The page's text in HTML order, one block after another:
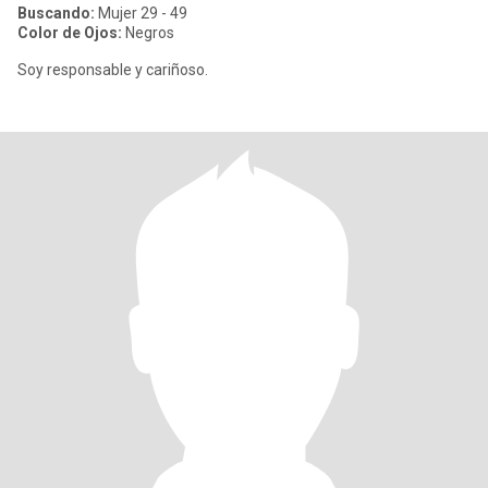
Buscando: Mujer 29 - 49
Color de Ojos: Negros
Soy responsable y cariñoso.